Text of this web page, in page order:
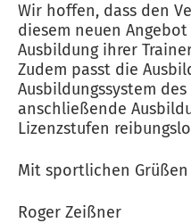
Wir hoffen, dass den
diesem neuen
Ausbildung ihrer
Zudem passt die
Ausbildungssystem des
anschließende
Lizenzstufen
Mit sportlichen Grüßen
Roger Zeißner